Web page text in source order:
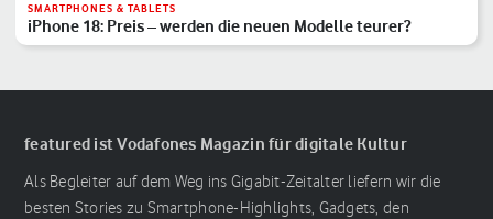
SMARTPHONES & TABLETS
iPhone 18: Preis – werden die neuen Modelle teurer?
featured ist Vodafones Magazin für digitale Kultur
Als Begleiter auf dem Weg ins Gigabit-Zeitalter liefern wir die
besten Stories zu Smartphone-Highlights, Gadgets, den